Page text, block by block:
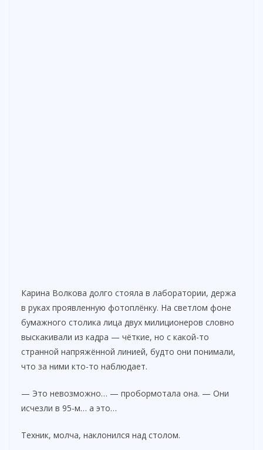
Карина Волкова долго стояла в лаборатории, держа
в руках проявленную фотоплёнку. На светлом фоне
бумажного столика лица двух милиционеров словно
выскакивали из кадра — чёткие, но с какой-то
странной напряжённой линией, будто они понимали,
что за ними кто-то наблюдает.
— Это невозможно… — пробормотала она. — Они
исчезли в 95-м… а это…
Техник, молча, наклонился над столом.